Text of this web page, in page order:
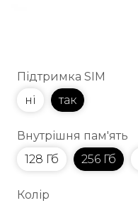
Підтримка SIM
ні
так
Внутрішня пам'ять
128 Гб
256 Гб
Колір